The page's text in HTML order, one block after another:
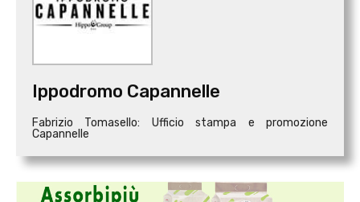
Ippodromo Capannelle
Fabrizio Tomasello: Ufficio stampa e promozione
Capannelle